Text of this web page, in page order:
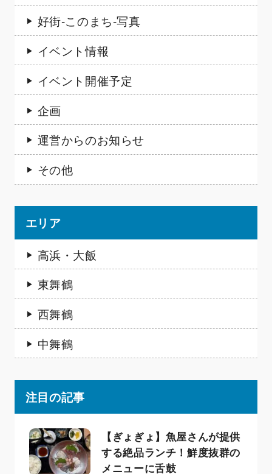
好街-このまち-写真
イベント情報
イベント開催予定
企画
運営からのお知らせ
その他
エリア
高浜・大飯
東舞鶴
西舞鶴
中舞鶴
注目の記事
【ぎょぎょ】魚屋さんが提供
する絶品ランチ！鮮度抜群の
メニューに舌鼓